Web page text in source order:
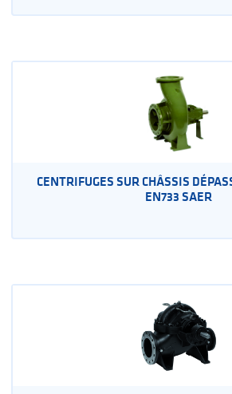
CENTRIFUGES SUR CHÂSSIS
EN733 SAER